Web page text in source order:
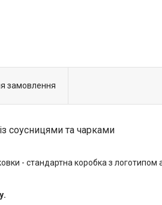
замовлення
із соусницями та чарками
- стандартна коробка з логотипом